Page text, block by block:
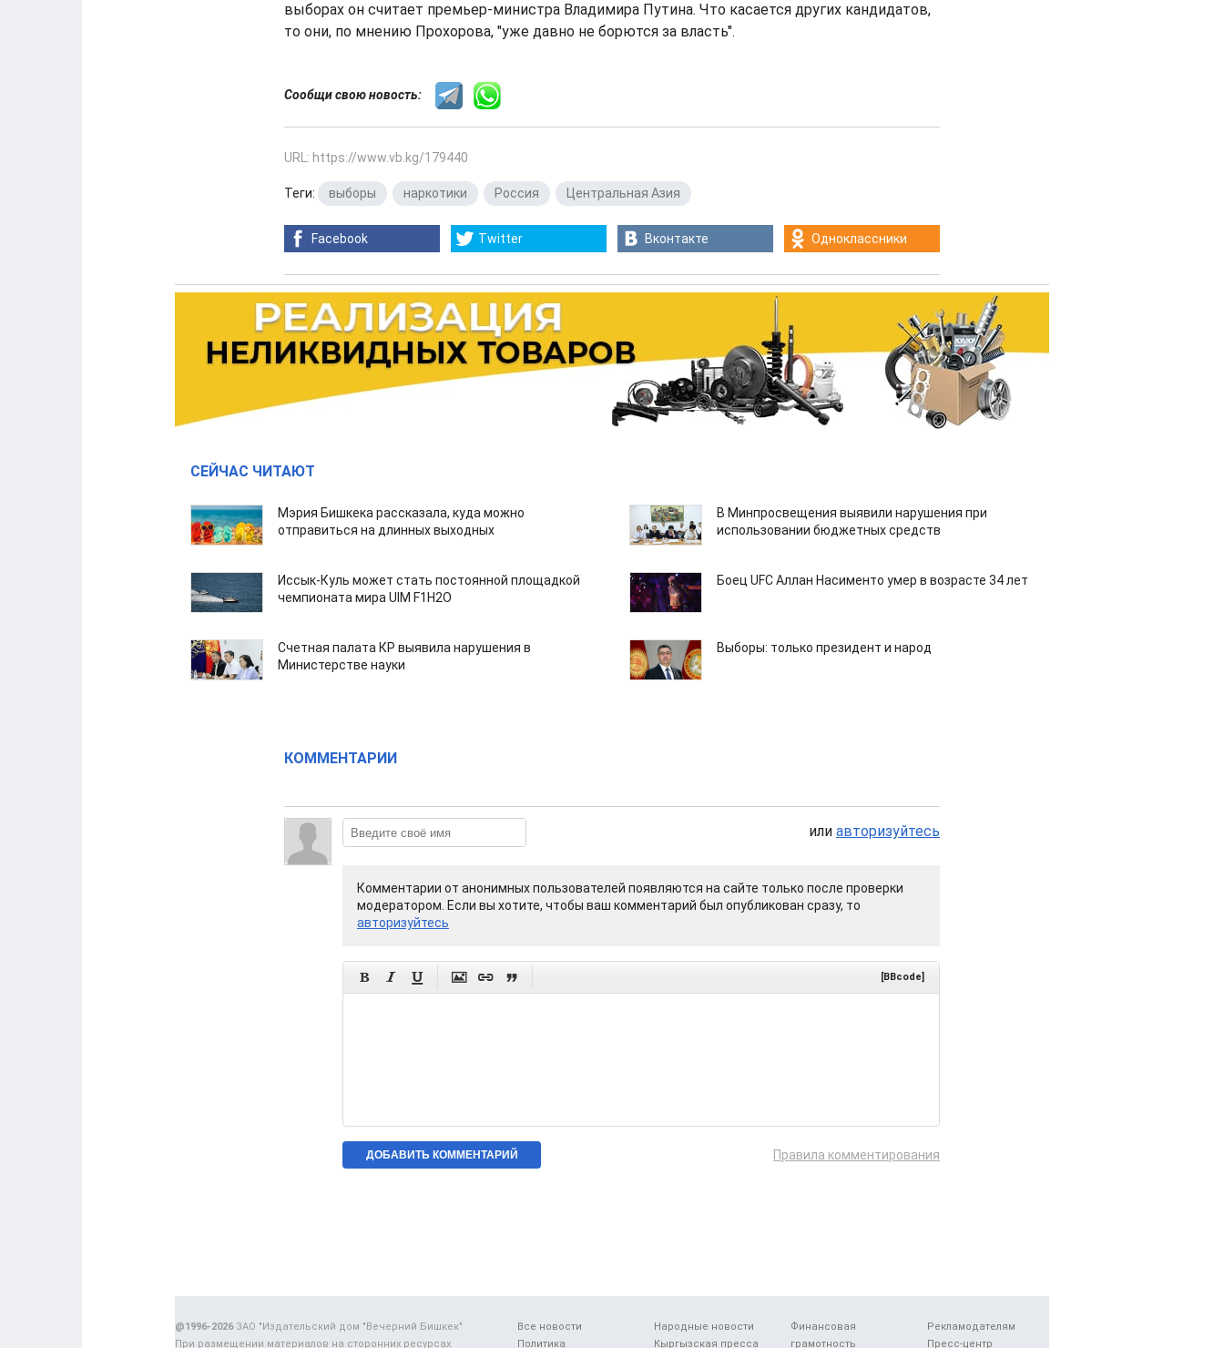
выборах он считает премьер-министра Владимира Путина. Что касается других кандидатов,
то они, по мнению Прохорова, "уже давно не борются за власть".
Сообщи свою новость:
URL: https://www.vb.kg/179440
Теги: выборы наркотики Россия Центральная Азия
Facebook Twitter Вконтакте Одноклассники
СЕЙЧАС ЧИТАЮТ
Мэрия Бишкека рассказала, куда можно
отправиться на длинных выходных
В Минпросвещения выявили нарушения при
использовании бюджетных средств
Иссык-Куль может стать постоянной площадкой
чемпионата мира UIM F1H2O
Боец UFC Аллан Насименто умер в возрасте 34 лет
Счетная палата КР выявила нарушения в
Министерстве науки
Выборы: только президент и народ
КОММЕНТАРИИ
или авторизуйтесь
Комментарии от анонимных пользователей появляются на сайте только после проверки
модератором. Если вы хотите, чтобы ваш комментарий был опубликован сразу, то
авторизуйтесь
      [BBcode]
Правила комментирования
Все новости
Политика
Народные новости
Кыргызская пресса
Финансовая
грамотность
Рекламодателям
Пресс-центр
@1996-2026ЗАО "Издательский дом "Вечерний Бишкек"
При размещении материалов на сторонних ресурсах